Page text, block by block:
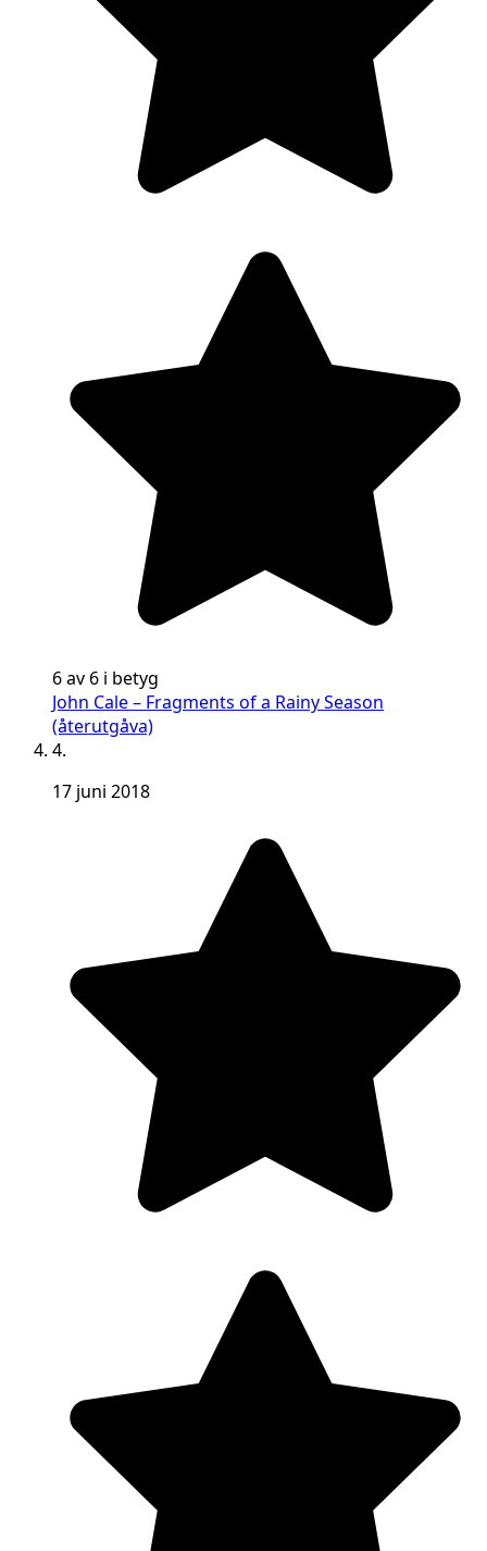
6 av 6 i betyg
John Cale – Fragments of a Rainy Season
(återutgåva)
4.
17 juni 2018